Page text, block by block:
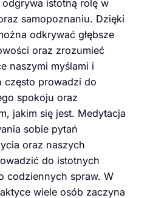
istotną rolę w
samopoznaniu. Dzięki
odkrywać głębsze
oraz zrozumieć
naszymi myślami i
często prowadzi do
spokoju oraz
jakim się jest. Medytacja
sobie pytań
oraz naszych
do istotnych
codziennych spraw. W
wiele osób zaczyna